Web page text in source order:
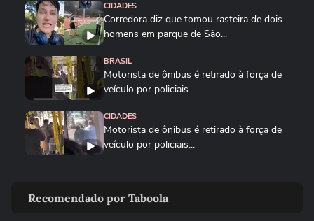
CIDADES
Corredora diz que tomou rasteira de dois
homens em parque de São...
BRASIL
Motorista de ônibus é retirado à força de
veículo por policiais...
CIDADES
Motorista de ônibus é retirado à força de
veículo por policiais...
vendavais em meio à...
Recomendado por Taboola